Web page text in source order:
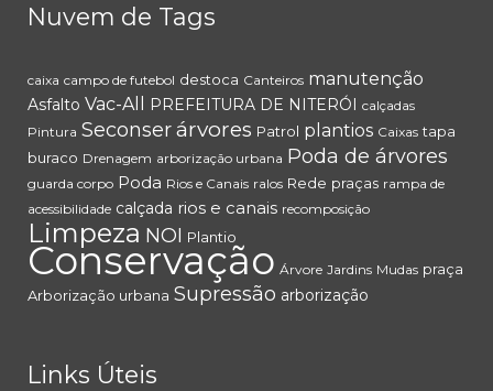
Nuvem de Tags
caixa campo de futebol destoca Canteiros manutenção
Asfalto Vac-All PREFEITURA DE NITERÓI
calçadas
Pintura Seconserárvores Patrol plantios Caixas tapa
buraco Drenagem arborização urbana Poda de árvores
guarda corpo Poda Rios e Canais ralos Rede praças rampa de
acessibilidade calçada rios e canais recomposição
Limpeza NOI Plantio
Conservação Árvore Jardins Mudas praça
Arborização urbana Supressão arborização
Links Úteis